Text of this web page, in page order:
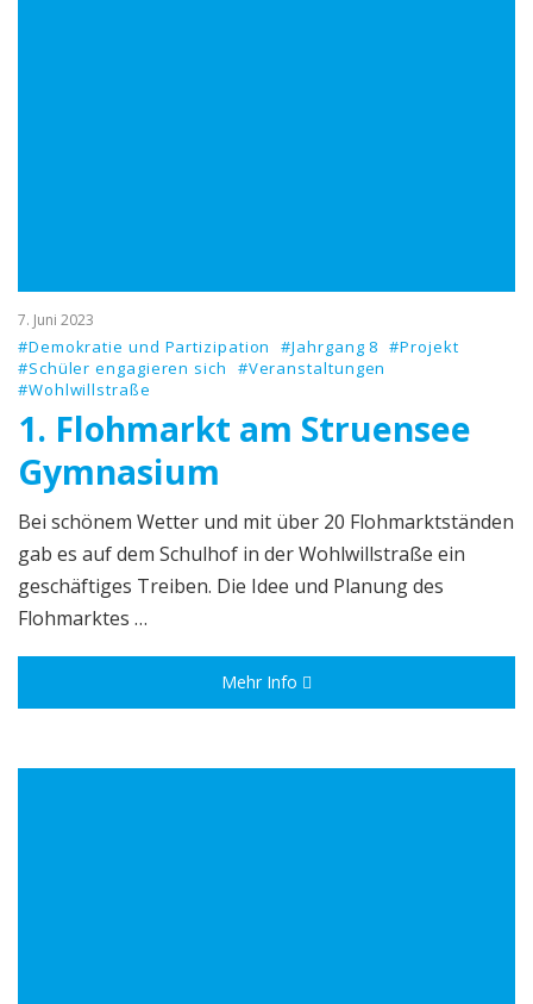
7. Juni 2023
#Demokratie und Partizipation #Jahrgang 8 #Projekt
#Schüler engagieren sich
#Veranstaltungen
#Wohlwillstraße
1. Flohmarkt am Struensee
Gymnasium
Bei schönem Wetter und mit über 20 Flohmarktständen
gab es auf dem Schulhof in der Wohlwillstraße ein
geschäftiges Treiben. Die Idee und Planung des
Flohmarktes …
Mehr Info